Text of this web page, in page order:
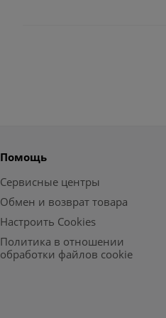
Помощь
Сервисные центры
Обмен и возврат товара
Настроить Cookies
Политика в отношении
обработки файлов cookie